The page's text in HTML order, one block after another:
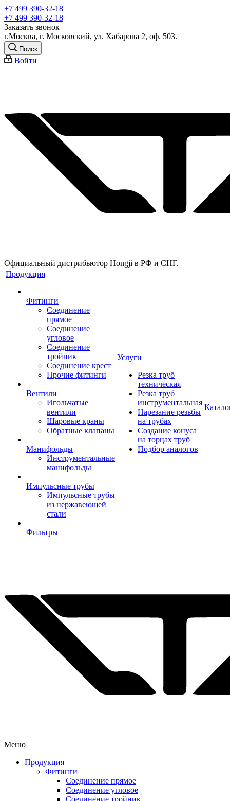
+7 499 390-32-18
+7 499 390-32-18
Заказать звонок
г.Москва, г. Московский, ул. Хабарова 2, оф. 503.
Поиск
Войти
Официальный дистрибьютор Hongji в РФ и СНГ.
Продукция
Фитинги
Соединение
прямое
Соединение
угловое
Соединение
тройник
Соединение крест
Прочие фитинги
Вентили
Игольчатые
вентили
Шаровые краны
Обратные клапаны
Манифольды
Инструментальные
манифольды
Импульсные трубы
Импульсные трубы
из нержавеющей
стали
Фильтры
Услуги
Резка труб
техническая
Резка труб
инструментальная
Нарезание резьбы
на трубах
Создание конуса
на торцах труб
Подбор аналогов
Меню
Продукция
Фитинги
Соединение прямое
Соединение угловое
Соединение тройник